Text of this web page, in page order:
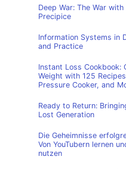
Deep War: The War
Precipice
Information Systems in
and Practice
Instant Loss Cookbook:
Weight with 125
Pressure Cooker, and
Ready to Return:
Lost Generation
Die Geheimnisse
Von YouTubern lernen
nutzen